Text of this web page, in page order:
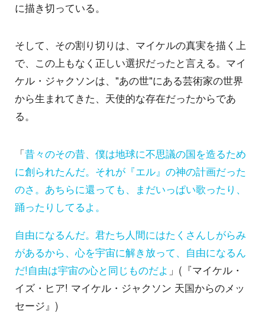
に描き切っている。
そして、その割り切りは、マイケルの真実を描く上
で、この上もなく正しい選択だったと言える。マイ
ケル・ジャクソンは、"あの世"にある芸術家の世界
から生まれてきた、天使的な存在だったからであ
る。
「昔々のその昔、僕は地球に不思議の国を造るため
に創られたんだ。それが『エル』の神の計画だった
のさ。あちらに還っても、まだいっぱい歌ったり、
踊ったりしてるよ。
自由になるんだ。君たち人間にはたくさんしがらみ
があるから、心を宇宙に解き放って、自由になるん
だ!自由は宇宙の心と同じものだよ 」(『マイケル・
イズ・ヒア! マイケル・ジャクソン 天国からのメッ
セージ』)